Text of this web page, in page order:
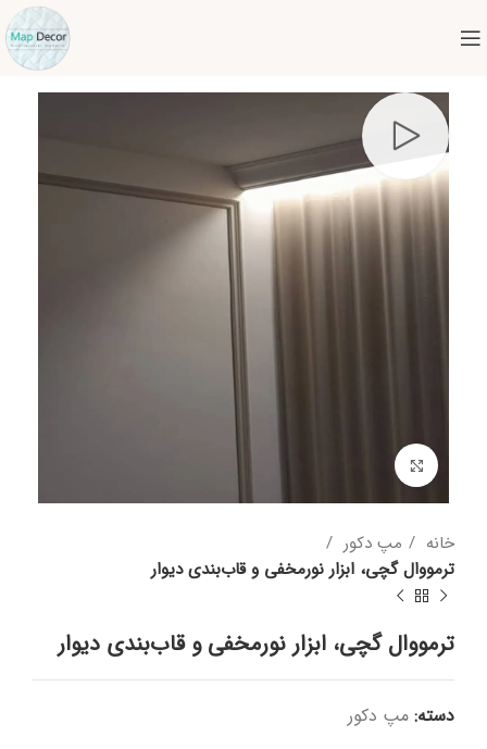
خانه
مپ دکور
ترمووال گچی، ابزار نورمخفی و قاب‌بندی دیوار
ترمووال گچی، ابزار نورمخفی و قاب‌بندی دیوار
دسته: مپ دکور